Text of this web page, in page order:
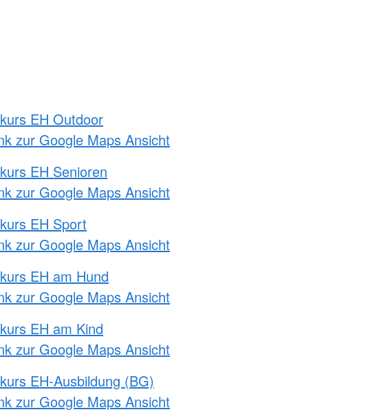
EH Outdoor
zur Google Maps Ansicht
EH Senioren
zur Google Maps Ansicht
EH Sport
zur Google Maps Ansicht
EH am Hund
zur Google Maps Ansicht
EH am Kind
zur Google Maps Ansicht
EH-Ausbildung (BG)
zur Google Maps Ansicht